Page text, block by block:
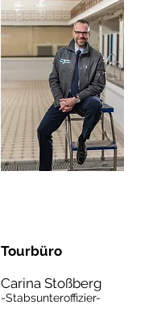
Tourbüro
Carina Stoßberg
-Stabsunteroffizier-